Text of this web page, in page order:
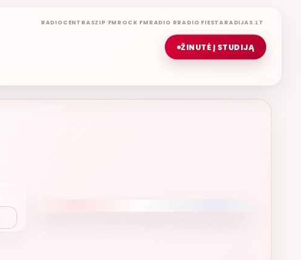
RADIOCENTRASZIP FM ROCK FM RADIO RRADIO FIESTARADIJAS.LT
ŽINUTĖ Į STUDIJĄ